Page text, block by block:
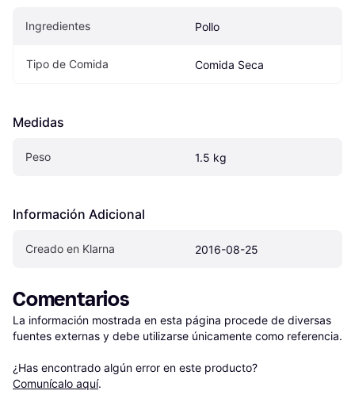
Ingredientes Pollo
Tipo de Comida Comida Seca
Medidas
Peso 1.5 kg
Información Adicional
Creado en Klarna 2016-08-25
Comentarios
La información mostrada en esta página procede de diversas
fuentes externas y debe utilizarse únicamente como referencia.
¿Has encontrado algún error en este producto?
Comunícalo aquí.